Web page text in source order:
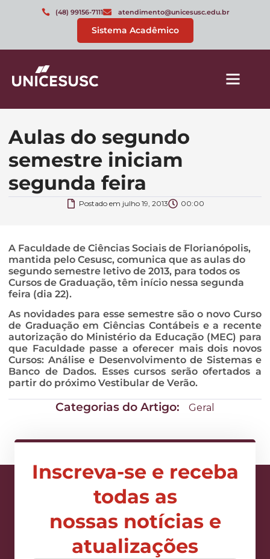
(48) 99156-7111 atendimento@unicesusc.edu.br
Sistema Acadêmico
Aulas do segundo
semestre iniciam
segunda feira
Postado em julho 19, 2013 00:00
A Faculdade de Ciências Sociais de Florianópolis,
mantida pelo Cesusc, comunica que as aulas do
segundo semestre letivo de 2013, para todos os
Cursos de Graduação, têm início nessa segunda
feira (dia 22).
As novidades para esse semestre são o novo Curso
de Graduação em Ciências Contábeis e a recente
autorização do Ministério da Educação (MEC) para
que Faculdade passe a oferecer mais dois novos
Cursos: Análise e Desenvolvimento de Sistemas e
Banco de Dados. Esses cursos serão ofertados a
partir do próximo Vestibular de Verão.
Categorias do Artigo: Geral
Inscreva-se e receba
todas as
nossas notícias e
atualizações